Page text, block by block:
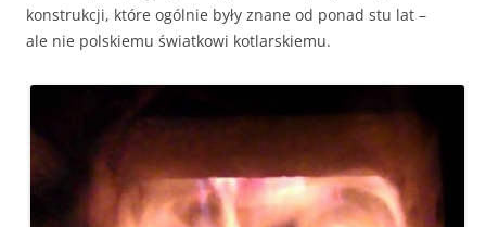
konstrukcji, które ogólnie były znane od ponad stu lat –
ale nie polskiemu światkowi kotlarskiemu.